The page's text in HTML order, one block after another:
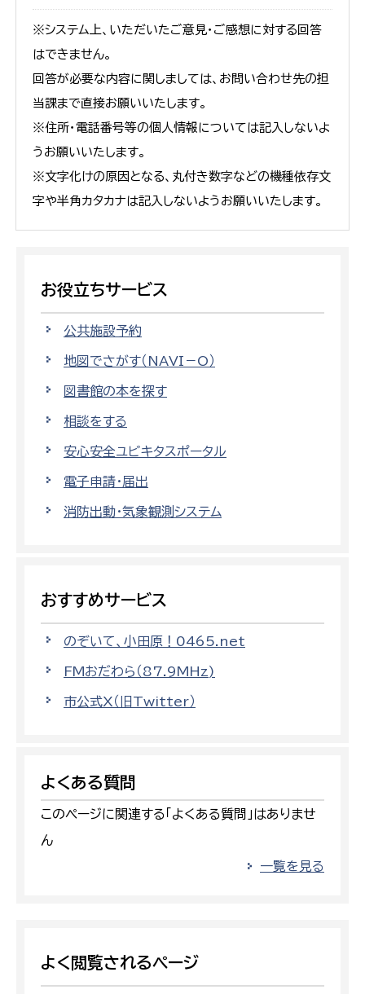
※システム上、いただいたご意見・ご感想に対する回答
はできません。
回答が必要な内容に関しましては、お問い合わせ先の担
当課まで直接お願いいたします。
※住所・電話番号等の個人情報については記入しないよ
うお願いいたします。
※文字化けの原因となる、丸付き数字などの機種依存文
字や半角カタカナは記入しないようお願いいたします。
お役立ちサービス
公共施設予約
地図でさがす（NAVI－O）
図書館の本を探す
相談をする
安心安全ユビキタスポータル
電子申請・届出
消防出動・気象観測システム
おすすめサービス
のぞいて、小田原！0465.net
FMおだわら（87.9MHz)
市公式X（旧Twitter）
よくある質問
このページに関連する「よくある質問」はありませ
ん
一覧を見る
よく閲覧されるページ